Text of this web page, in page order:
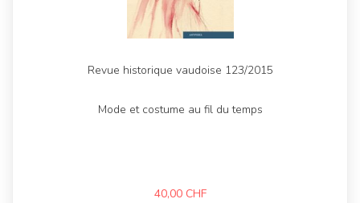
Revue historique vaudoise 123/2015
Mode et costume au fil du temps
40,00 CHF